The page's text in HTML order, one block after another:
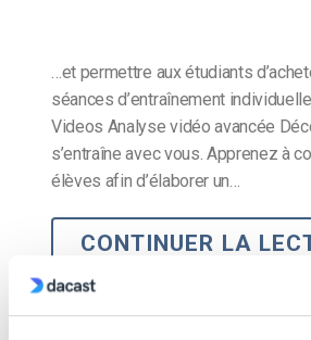
…et permettre aux étudiants
séances d’entraînement
Videos Analyse vidéo avancée
s’entraîne avec vous. Apprenez à
élèves afin d’élaborer un…
CONTINUER LA